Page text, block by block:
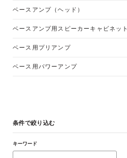
ベースアンプ（ヘッド）
ベースアンプ用スピーカーキャビネット
ベース用プリアンプ
ベース用パワーアンプ
条件で絞り込む
キーワード